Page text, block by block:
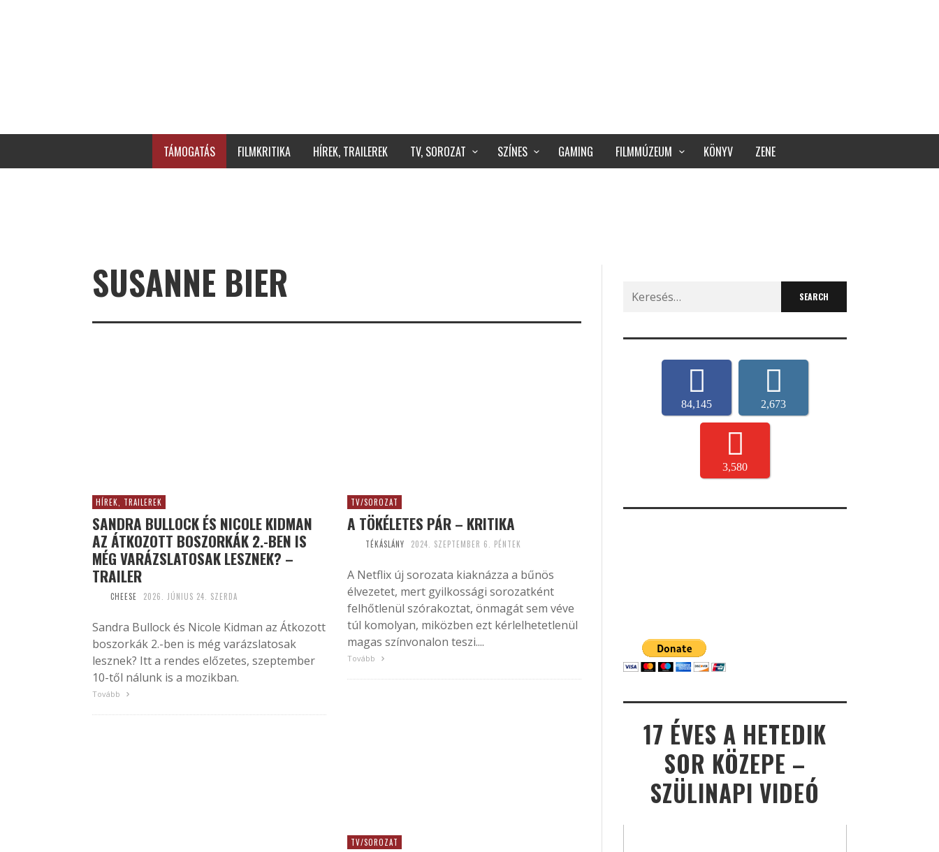
TÁMOGATÁS FILMKRITIKA HÍREK, TRAILEREK TV, SOROZAT SZÍNES GAMING FILMMÚZEUM KÖNYV ZENE
SUSANNE BIER
HÍREK, TRAILEREK
SANDRA BULLOCK ÉS NICOLE KIDMAN
AZ ÁTKOZOTT BOSZORKÁK 2.-BEN IS
MÉG VARÁZSLATOSAK LESZNEK? –
TRAILER
CHEESE 2026. JÚNIUS 24. SZERDA
Sandra Bullock és Nicole Kidman az Átkozott
boszorkák 2.-ben is még varázslatosak
lesznek? Itt a rendes előzetes, szeptember
10-től nálunk is a mozikban.
Tovább
TV/SOROZAT
A TÖKÉLETES PÁR – KRITIKA
TÉKÁSLÁNY 2024. SZEPTEMBER 6. PÉNTEK
A Netflix új sorozata kiaknázza a bűnös
élvezetet, mert gyilkossági sorozatként
felhőtlenül szórakoztat, önmagát sem véve
túl komolyan, miközben ezt kérlelhetetlenül
magas színvonalon teszi....
Tovább
TV/SOROZAT
Search
for:
84,145 2,673
3,580
17 ÉVES A HETEDIK
SOR KÖZEPE –
SZÜLINAPI VIDEÓ